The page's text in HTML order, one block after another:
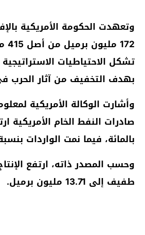
وتعهدت الحكومة الأمريكية
تشكل الاحتياطيات
بهدف التخفيف من آثار الحرب
وأشارت الوكالة الأمريكية
بالمائة، فيما نمت الواردات بنسبة 7
وحسب المصدر ذاته، ارتفع
طفيف إلى 13.71 مليون برميل.